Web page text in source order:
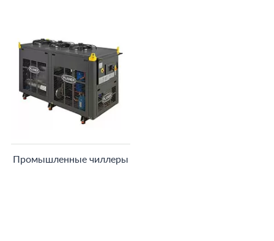
Промышленные чиллеры